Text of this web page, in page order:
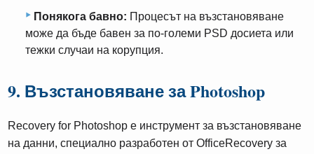
Понякога бавно: Процесът на възстановяване
може да бъде бавен за по-големи PSD досиета или
тежки случаи на корупция.
9. Възстановяване за Photoshop
Recovery for Photoshop е инструмент за възстановяване
на данни, специално разработен от OfficeRecovery за